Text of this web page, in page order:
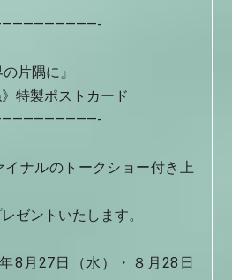
の片隅に』
特製ポストカード
イナルのトークショー付き上
ゼントいたします。
8月27日（水）・８月28日